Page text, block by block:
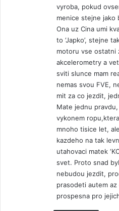
vyroba, pokud
menice stejne jako
Ona uz Cina umi
to ‘Japko’, stejne
motoru vse ostatni
akcelerometry a
sviti slunce mam
nemas svou FVE,
mit za co jezdit,
Mate jednu
vykonem
mnoho tisice let,
kazdeho na tak
utahovaci matek
svet. Proto snad
nebudou jezdit,
prasodeti autem
prospesna pro